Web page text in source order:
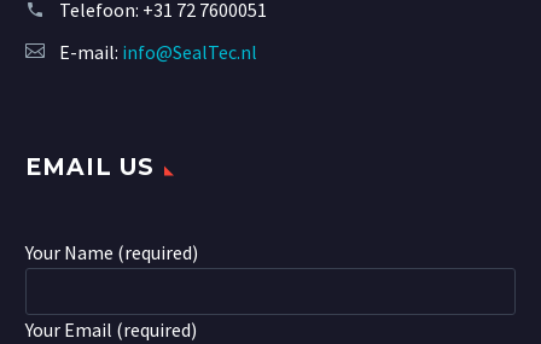
Telefoon: +31 72 7600051
E-mail: info@SealTec.nl
EMAIL US
Your Name (required)
Your Email (required)